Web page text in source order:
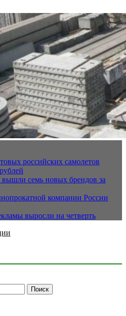
российских самолетов
семь новых брендов за
компании России
выросли на четверть